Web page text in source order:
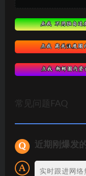
常见问题FAQ
近期刚爆发
实时跟进网